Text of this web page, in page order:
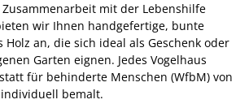
Zusammenarbeit mit der Lebenshilfe
wir Ihnen handgefertige, bunte
Holz an, die sich ideal als Geschenk oder
Garten eignen. Jedes Vogelhaus
für behinderte Menschen (WfbM) von
bemalt.